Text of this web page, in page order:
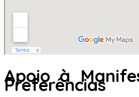
Apoio à
Preferências